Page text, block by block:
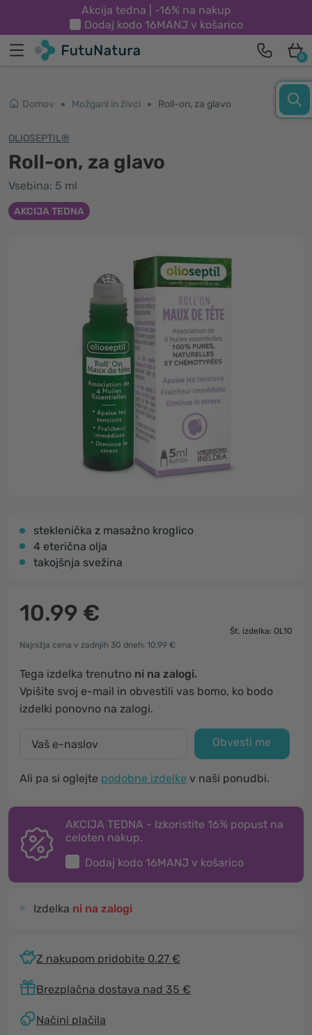
Akcija tedna | -16% na nakup
Dodaj kodo 16MANJ v košarico
0
Domov Možgani in živci Roll-on, za glavo
OLIOSEPTIL®
Roll-on, za glavo
Vsebina: 5 ml
AKCIJA TEDNA
steklenička z masažno kroglico
4 eterična olja
takojšnja svežina
10.99 €
Št. izdelka: OL10
Najnižja cena v zadnjih 30 dneh: 10.99 €
Tega izdelka trenutno ni na zalogi.
Vpišite svoj e-mail in obvestili vas bomo, ko bodo
izdelki ponovno na zalogi.
Obvesti me
Ali pa si oglejte podobne izdelke v naši ponudbi.
AKCIJA TEDNA - Izkoristite 16% popust na
celoten nakup.
Dodaj kodo 16MANJ v košarico
Izdelka ni na zalogi
Z nakupom pridobite 0.27 €
Brezplačna dostava nad 35 €
Načini plačila